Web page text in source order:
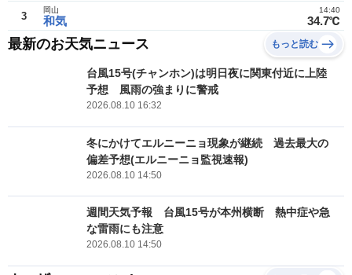
3 和気
岡山
34.7℃
14:40
最新のお天気ニュース もっと読む
台風15号(チャンホン)は明日夜に関東付近に上陸
予想 風雨の強まりに警戒
2026.08.10 16:32
冬にかけてエルニーニョ現象が継続 過去最大の
偏差予想(エルニーニョ監視速報)
2026.08.10 14:50
週間天気予報 台風15号が本州横断 熱中症や急
な雷雨にも注意
2026.08.10 14:50